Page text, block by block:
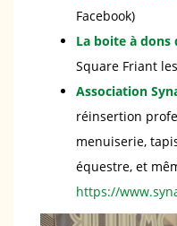
Facebook)
La boite à dons
Square Friant
Association
réinsertion
menuiserie,
équestre, et
https://